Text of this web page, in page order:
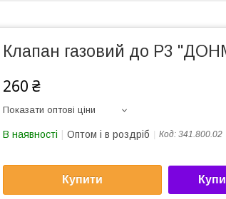
Клапан газовий до Р3
260 ₴
Показати оптові ціни
В наявності Оптом і в роздріб Код: 341.800.02
Купити